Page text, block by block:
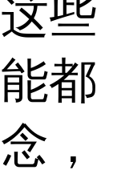
些
都
，